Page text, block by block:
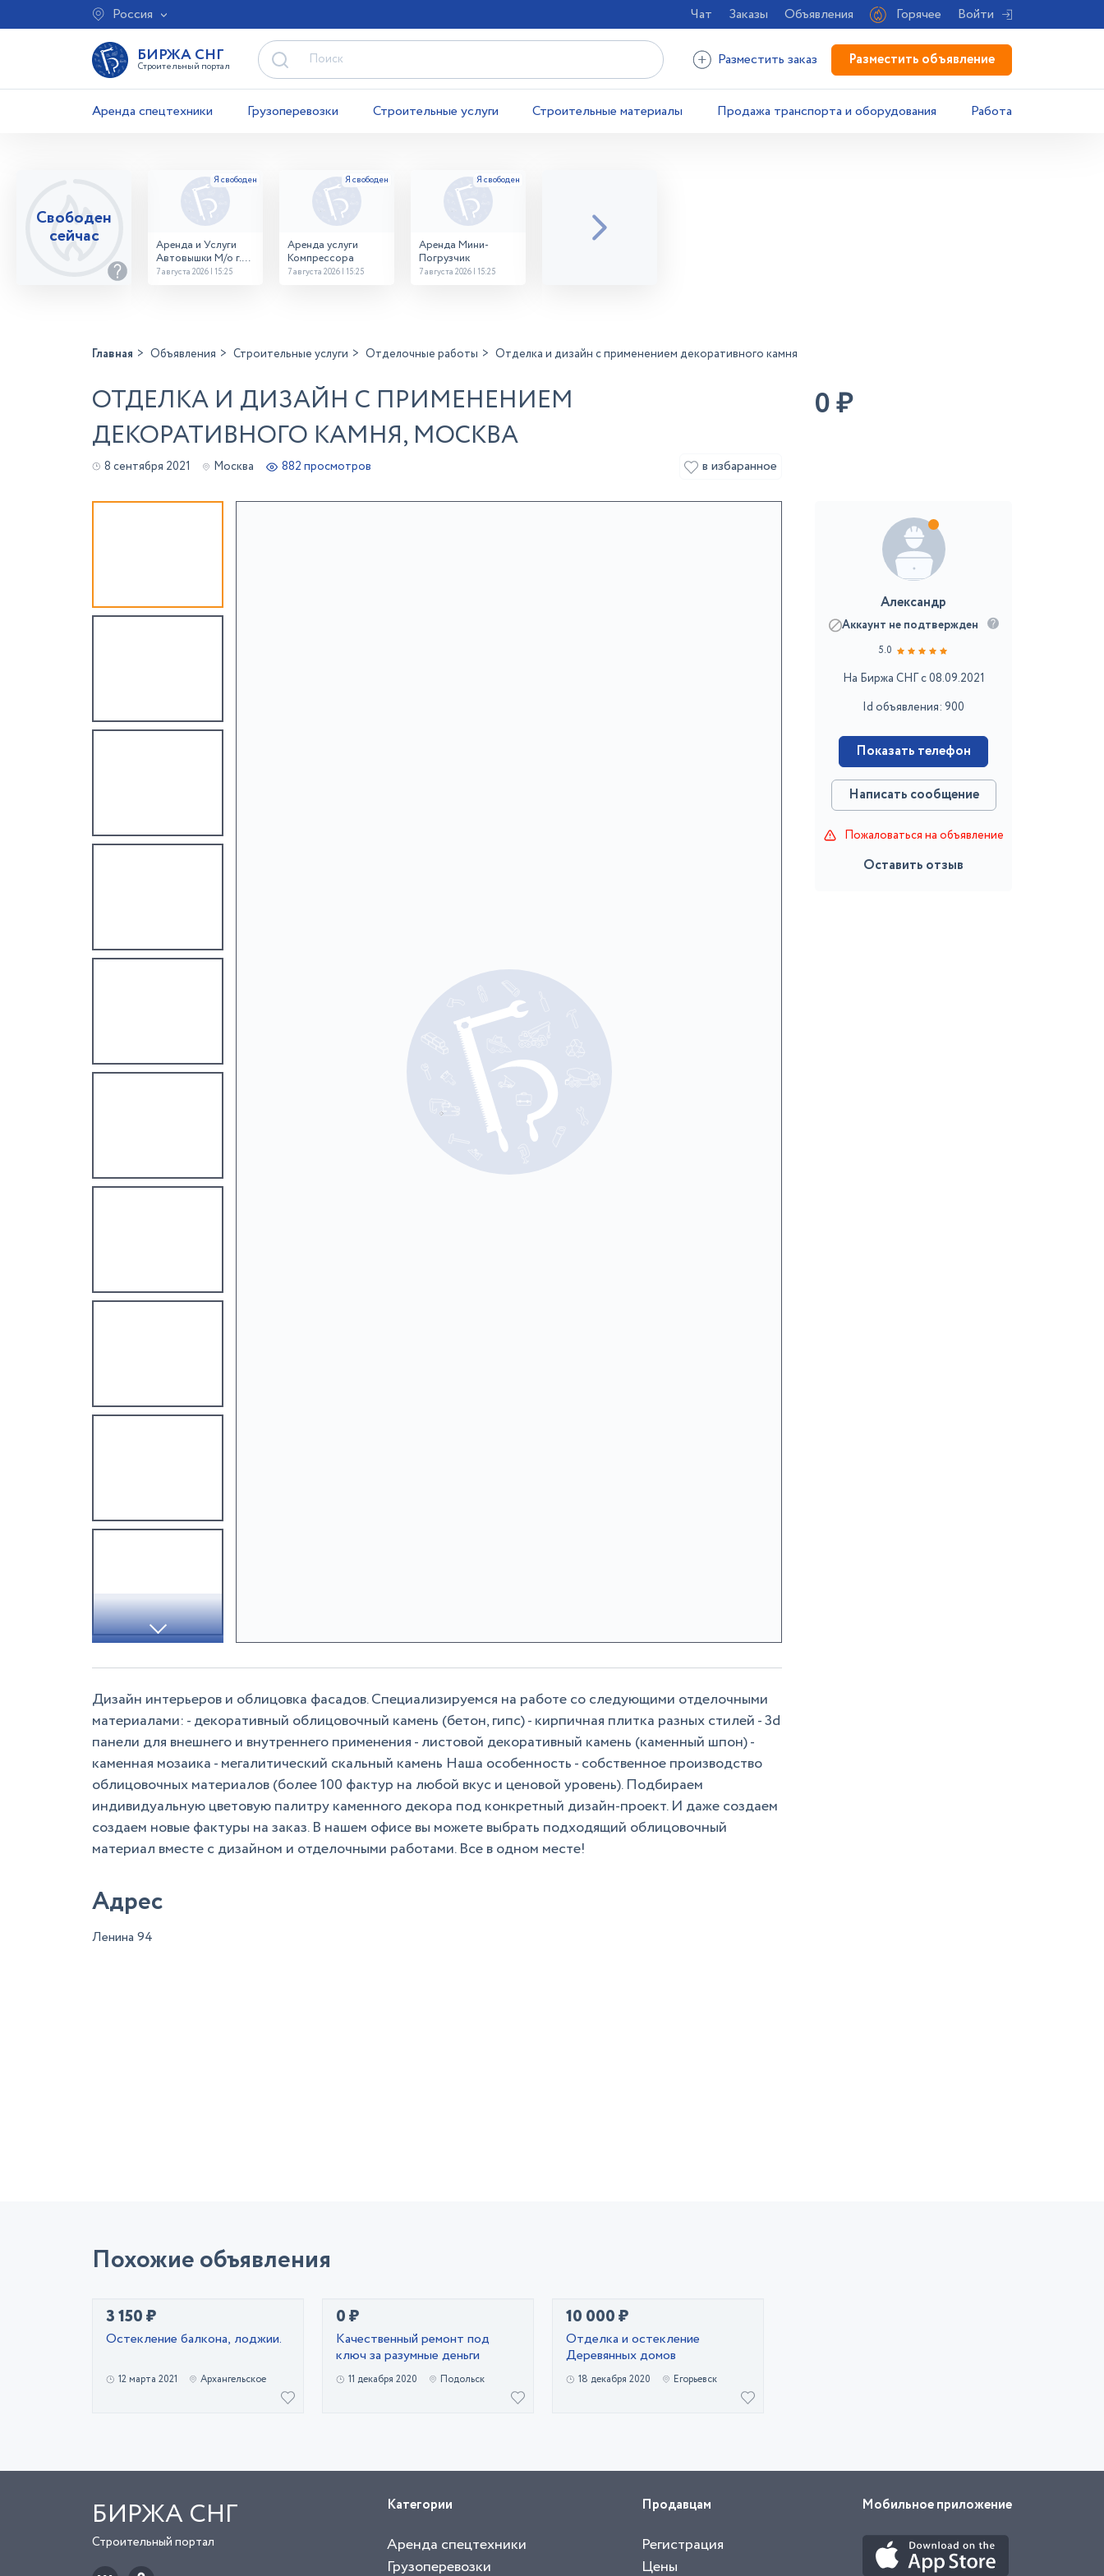
Россия Чат Заказы Объявления Горячее Войти
БИРЖА СНГ
Строительный портал Разместить заказ Разместить объявление
Аренда спецтехники Грузоперевозки Строительные услуги Строительные материалы Продажа транспорта и оборудования Работа
Свободен
сейчас
Аренда и Услуги
Автовышки М/о г.
Домодедово
7 августа 2026 | 15:25
Аренда услуги
Компрессора
7 августа 2026 | 15:25
Аренда Мини-
Погрузчик
7 августа 2026 | 15:25
Главная Объявления Строительные услуги Отделочные работы Отделка и дизайн с применением декоративного камня
ОТДЕЛКА И ДИЗАЙН С ПРИМЕНЕНИЕМ
ДЕКОРАТИВНОГО КАМНЯ, МОСКВА
8 сентября 2021 Москва 882 просмотров в избаранное
0₽
Дизайн интерьеров и облицовка фасадов. Специализируемся на работе со следующими отделочными
материалами: - декоративный облицовочный камень (бетон, гипс) - кирпичная плитка разных стилей - 3d
панели для внешнего и внутреннего применения - листовой декоративный камень (каменный шпон) -
каменная мозаика - мегалитический скальный камень Наша особенность - собственное производство
облицовочных материалов (более 100 фактур на любой вкус и ценовой уровень). Подбираем
индивидуальную цветовую палитру каменного декора под конкретный дизайн-проект. И даже создаем
создаем новые фактуры на заказ. В нашем офисе вы можете выбрать подходящий облицовочный
материал вместе с дизайном и отделочными работами. Все в одном месте!
Адрес
Ленина 94
Александр
Аккаунт не подтвержден
5.0
На Биржа СНГ с 08.09.2021
Id объявления: 900
Показать телефон
Написать сообщение
Пожаловаться на объявление
Оставить отзыв
Похожие объявления
3 150 ₽
Остекление балкона, лоджии.
12 марта 2021 Архангельское
0 ₽
Качественный ремонт под
ключ за разумные деньги
11 декабря 2020 Подольск
10 000 ₽
Отделка и остекление
Деревянных домов
18 декабря 2020 Егорьевск
БИРЖА СНГ
Строительный портал
Категории
Аренда спецтехники
Грузоперевозки
Продавцам
Регистрация
Цены
Мобильное приложение